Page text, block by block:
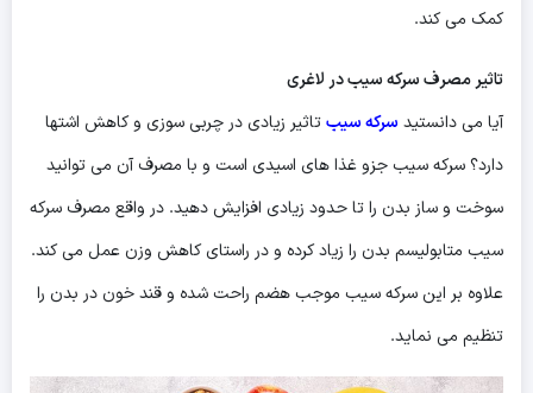
کمک می کند.
تاثیر مصرف سرکه سیب در لاغری
آیا می دانستید سرکه سیبتاثیر زیادی در چربی سوزی و کاهش اشتها
دارد؟ سرکه سیب جزو غذا های اسیدی است و با مصرف آن می توانید
سوخت و ساز بدن را تا حدود زیادی افزایش دهید. در واقع مصرف سرکه
سیب متابولیسم بدن را زیاد کرده و در راستای کاهش وزن عمل می کند.
علاوه بر این سرکه سیب موجب هضم راحت شده و قند خون در بدن را
تنظیم می نماید.